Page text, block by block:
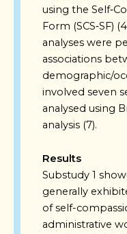
using the
Form (SCS‑SF)
analyses were
associations
demographic/
involved seven
analysed using
analysis (7).
Results
Substudy 1
generally
of self-
administrative